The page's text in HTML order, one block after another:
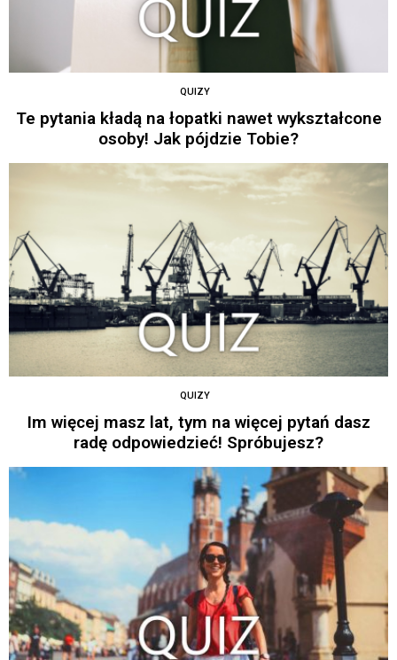
QUIZY
Te pytania kładą na łopatki nawet wykształcone
osoby! Jak pójdzie Tobie?
QUIZY
Im więcej masz lat, tym na więcej pytań dasz
radę odpowiedzieć! Spróbujesz?